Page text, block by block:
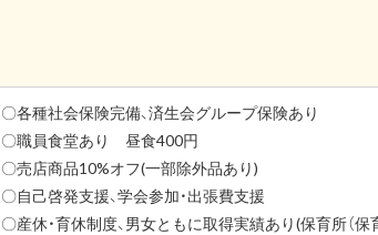
〇各種社会保険完備、済生会グループ保険あり
〇職員食堂あり 昼食400円
〇売店商品10%オフ(一部除外品あり)
〇自己啓発支援、学会参加・出張費支援
〇産休・育休制度、男女ともに取得実績あり(保育所（保